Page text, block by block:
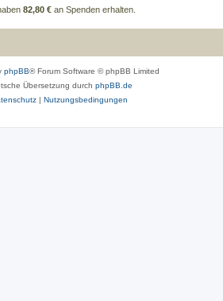
82,80 € an Spenden erhalten.
phpBB® Forum Software © phpBB Limited
Übersetzung durch phpBB.de
| Nutzungsbedingungen